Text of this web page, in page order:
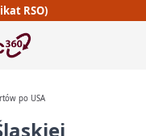
RSO)
po USA